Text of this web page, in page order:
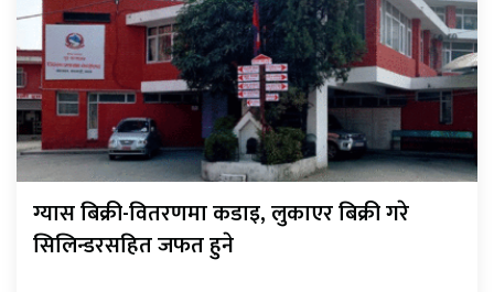
ग्यास बिक्री-वितरणमा कडाइ, लुकाएर बिक्री गरे
सिलिन्डरसहित जफत हुने